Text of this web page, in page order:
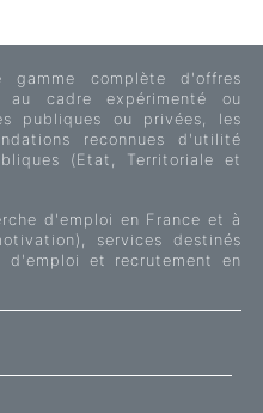
gamme complète d'offres
cadre expérimenté ou
publiques ou privées, les
reconnues d'utilité
(Etat, Territoriale et
d'emploi en France et à
services destinés
d'emploi et recrutement en